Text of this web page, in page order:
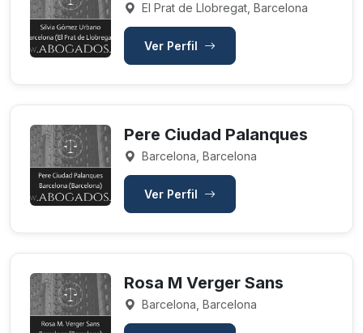
El Prat de Llobregat, Barcelona
Ver Perfil
Pere Ciudad Palanques
Barcelona, Barcelona
Ver Perfil
Rosa M Verger Sans
Barcelona, Barcelona